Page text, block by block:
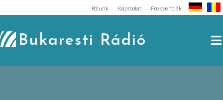
to
content
Rólunk Kapcsolat Frekvenciák
Bukaresti Rádió